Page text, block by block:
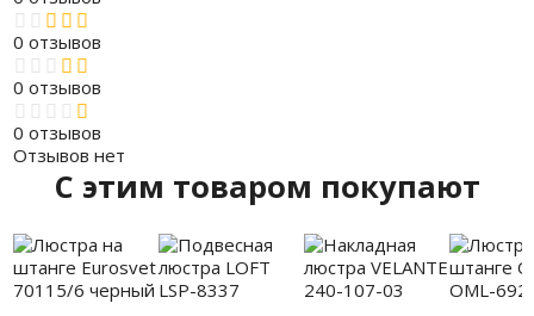
0 отзывов
0 отзывов
0 отзывов
Отзывов нет
C этим товаром покупают